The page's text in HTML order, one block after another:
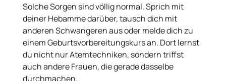
Solche Sorgen sind völlig normal. Sprich mit
deiner Hebamme darüber, tausch dich mit
anderen Schwangeren aus oder melde dich zu
einem Geburtsvorbereitungskurs an. Dort lernst
du nicht nur Atemtechniken, sondern triffst
auch andere Frauen, die gerade dasselbe
durchmachen.